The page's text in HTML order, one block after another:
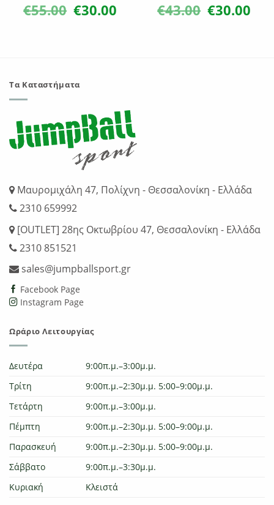
€55.00 Original
price
€30.00Η
τρέχουσα €43.00 Original
price
€30.00Η
Τα Καταστήματα
Μαυρομιχάλη 47, Πολίχνη - Θεσσαλονίκη - Ελλάδα
2310 659992
[OUTLET] 28ης Οκτωβρίου 47, Θεσσαλονίκη - Ελλάδα
2310 851521
sales@jumpballsport.gr
Facebook Page
Instagram Page
Ωράριο Λειτουργίας
Δευτέρα
9:00π.μ.–3:00μ.μ.
Τρίτη
9:00π.μ.–2:30μ.μ. 5:00–9:00μ.μ.
Τετάρτη
9:00π.μ.–3:00μ.μ.
Πέμπτη
9:00π.μ.–2:30μ.μ. 5:00–9:00μ.μ.
Παρασκευή
9:00π.μ.–2:30μ.μ. 5:00–9:00μ.μ.
Σάββατο
9:00π.μ.–3:30μ.μ.
Κυριακή
Κλειστά